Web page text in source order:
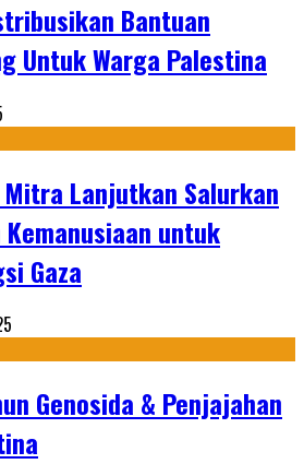
Bantuan
Untuk Warga Palestina
Mitra Lanjutkan Salurkan
untuk
Gaza
Genosida & Penjajahan